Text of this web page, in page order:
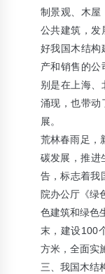
制景观、木屋
公共建筑，发
好我国木结构
产和销售的公
别是在上海、
涌现，也带动
展。
荒林春雨足，
碳发展，推进
告，标志着我
院办公厅《绿
色建筑和绿色
末，建设100
方米，全面实
三、我国木结